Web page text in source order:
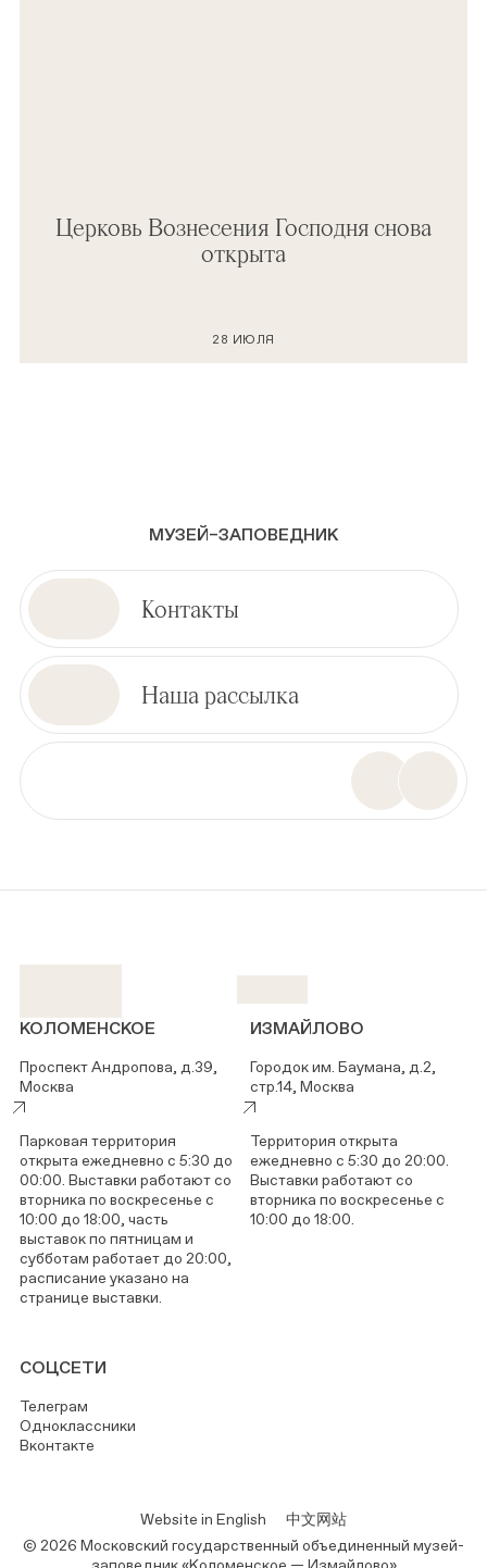
Церковь Вознесения Господня снова
открыта
28 ИЮЛЯ
МУЗЕЙ–ЗАПОВЕДНИК
Контакты
Наша рассылка
КОЛОМЕНСКОЕ
Проспект Андропова, д.39,
Москва
Парковая территория
открыта ежедневно с 5:30 до
00:00. Выставки работают со
вторника по воскресенье с
10:00 до 18:00, часть
выставок по пятницам и
субботам работает до 20:00,
расписание указано на
странице выставки.
ИЗМАЙЛОВО
Городок им. Баумана, д.2,
стр.14, Москва
Территория открыта
ежедневно с 5:30 до 20:00.
Выставки работают со
вторника по воскресенье с
10:00 до 18:00.
СОЦСЕТИ
Телеграм
Одноклассники
Вконтакте
Website in English
中文网站
© 2026 Московский государственный объединенный музей-